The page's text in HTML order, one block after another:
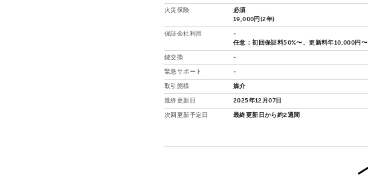
火災保険
必須
19,000円(2年)
保証会社利用
-
任意：初回保証料50%〜、更新料年10,000円〜
鍵交換 -
緊急サポート -
取引態様 媒介
最終更新日 2025年12月07日
次回更新予定日 最終更新日から約2週間